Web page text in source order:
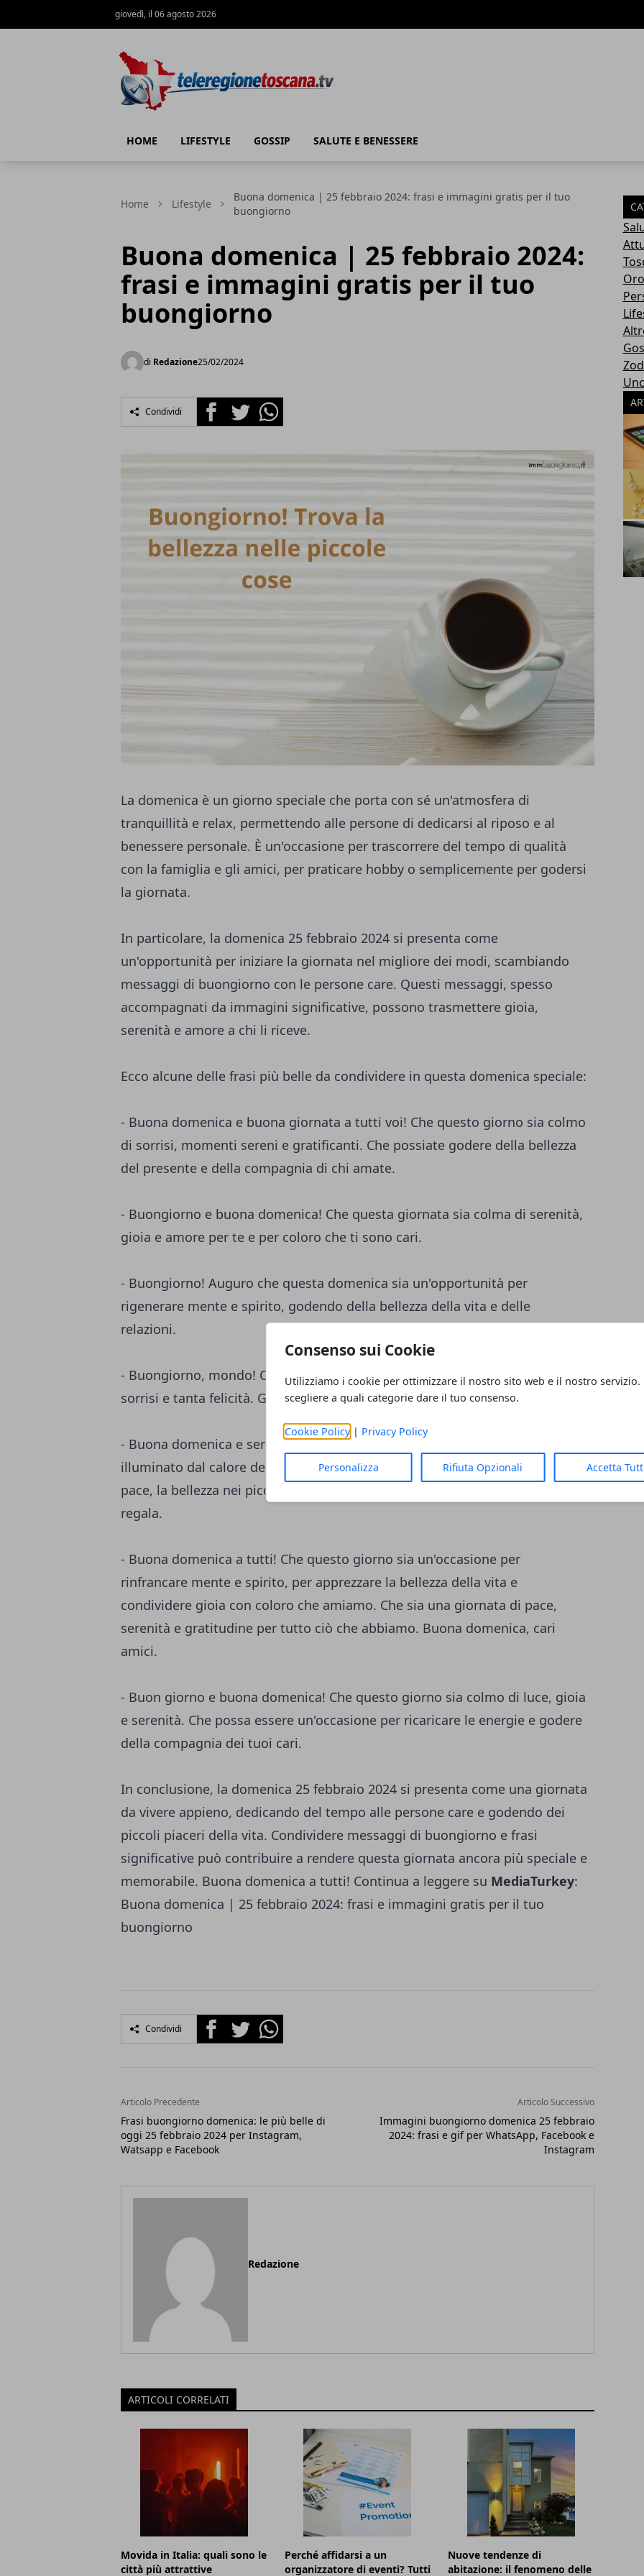
Consenso sui Cookie
Utilizziamo i cookie per ottimizzare il nostro sito web e il nostro servizio.
scegliere a quali categorie dare il tuo consenso.
Cookie Policy| Privacy Policy
Personalizza Rifiuta Opzionali Accetta
giovedì, il 06 agosto 2026
HOME LIFESTYLE GOSSIP SALUTE E BENESSERE
Home Lifestyle
Buona domenica | 25 febbraio 2024: frasi e immagini gratis per il tuo
buongiorno
Buona domenica | 25 febbraio 2024:
frasi e immagini gratis per il tuo
buongiorno
di Redazione25/02/2024
Condividi FacebookTwitterWhatsapp
La domenica è un giorno speciale che porta con sé un'atmosfera di
tranquillità e relax, permettendo alle persone di dedicarsi al riposo e al
benessere personale. È un'occasione per trascorrere del tempo di qualità
con la famiglia e gli amici, per praticare hobby o semplicemente per godersi
la giornata.
In particolare, la domenica 25 febbraio 2024 si presenta come
un'opportunità per iniziare la giornata nel migliore dei modi, scambiando
messaggi di buongiorno con le persone care. Questi messaggi, spesso
accompagnati da immagini significative, possono trasmettere gioia,
serenità e amore a chi li riceve.
Ecco alcune delle frasi più belle da condividere in questa domenica speciale:
- Buona domenica e buona giornata a tutti voi! Che questo giorno sia colmo
di sorrisi, momenti sereni e gratificanti. Che possiate godere della bellezza
del presente e della compagnia di chi amate.
- Buongiorno e buona domenica! Che questa giornata sia colma di serenità,
gioia e amore per te e per coloro che ti sono cari.
- Buongiorno! Auguro che questa domenica sia un'opportunità per
rigenerare mente e spirito, godendo della bellezza della vita e delle
relazioni.
- Buongiorno, mondo! Che la domenica porti con sé momenti di relax,
sorrisi e tanta felicità. Goditi ogni istante di questa splendida giornata!
- Buona domenica e serena giornata a tutti! Che questo giorno sia
illuminato dal calore del sole e dalla gioia nel cuore. Che possiate trovare
pace, la bellezza nei piccoli gesti e gratitudine per ogni momento che vi
regala.
- Buona domenica a tutti! Che questo giorno sia un'occasione per
rinfrancare mente e spirito, per apprezzare la bellezza della vita e
condividere gioia con coloro che amiamo. Che sia una giornata di pace,
serenità e gratitudine per tutto ciò che abbiamo. Buona domenica, cari
amici.
- Buon giorno e buona domenica! Che questo giorno sia colmo di luce, gioia
e serenità. Che possa essere un'occasione per ricaricare le energie e godere
della compagnia dei tuoi cari.
In conclusione, la domenica 25 febbraio 2024 si presenta come una giornata
da vivere appieno, dedicando del tempo alle persone care e godendo dei
piccoli piaceri della vita. Condividere messaggi di buongiorno e frasi
significative può contribuire a rendere questa giornata ancora più speciale e
memorabile. Buona domenica a tutti! Continua a leggere su MediaTurkey:
Buona domenica | 25 febbraio 2024: frasi e immagini gratis per il tuo
buongiorno
Condividi FacebookTwitterWhatsapp
Articolo Precedente
Frasi buongiorno domenica: le più belle di
oggi 25 febbraio 2024 per Instagram,
Watsapp e Facebook
Articolo Successivo
Immagini buongiorno domenica 25 febbraio
2024: frasi e gif per WhatsApp, Facebook e
Instagram
Redazione
ARTICOLI CORRELATI
Movida in Italia: quali sono le
città più attrattive
Perché affidarsi a un
organizzatore di eventi? Tutti
Nuove tendenze di
abitazione: il fenomeno delle